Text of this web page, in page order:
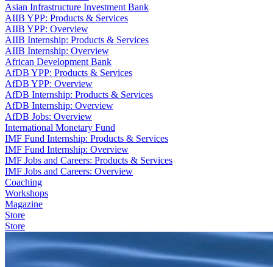
Asian Infrastructure Investment Bank
AIIB YPP: Products & Services
AIIB YPP: Overview
AIIB Internship: Products & Services
AIIB Internship: Overview
African Development Bank
AfDB YPP: Products & Services
AfDB YPP: Overview
AfDB Internship: Products & Services
AfDB Internship: Overview
AfDB Jobs: Overview
International Monetary Fund
IMF Fund Internship: Products & Services
IMF Fund Internship: Overview
IMF Jobs and Careers: Products & Services
IMF Jobs and Careers: Overview
Coaching
Workshops
Magazine
Store
Store